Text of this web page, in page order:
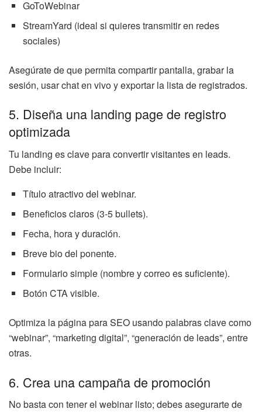
GoToWebinar
StreamYard (ideal si quieres transmitir en redes
sociales)
Asegúrate de que permita compartir pantalla, grabar la
sesión, usar chat en vivo y exportar la lista de registrados.
5. Diseña una landing page de registro
optimizada
Tu landing es clave para convertir visitantes en leads.
Debe incluir:
Título atractivo del webinar.
Beneficios claros (3-5 bullets).
Fecha, hora y duración.
Breve bio del ponente.
Formulario simple (nombre y correo es suficiente).
Botón CTA visible.
Optimiza la página para SEO usando palabras clave como
“webinar”, “marketing digital”, “generación de leads”, entre
otras.
6. Crea una campaña de promoción
No basta con tener el webinar listo; debes asegurarte de